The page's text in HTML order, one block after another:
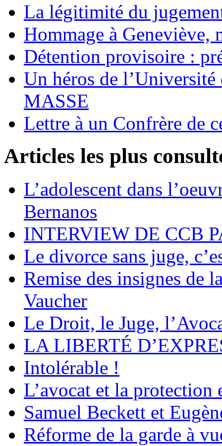
La légitimité du
Hommage à Geneviève,
Détention provisoire :
Un héros de
MASSE
Lettre à un Confrère de
Articles les plus
L’adolescent dans
Bernanos
INTERVIEW DE CCB
Le divorce sans juge,
Remise des insignes de
Vaucher
Le Droit, le Juge,
LA LIBERTÉ
Intolérable !
L’avocat et la
Samuel Beckett et
Réforme de la garde à